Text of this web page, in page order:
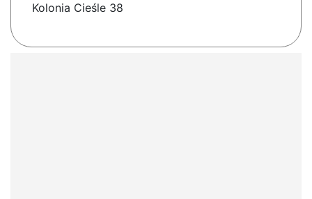
Kolonia Cieśle 38